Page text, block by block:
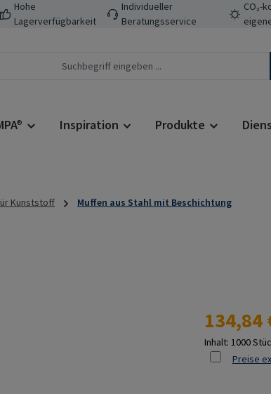
Hohe
Lagerverfügbarkeit
Individueller
Beratungsservice
CO₂-
Inspiration Produkte
Kunststoff Muffen aus Stahl mit Beschichtung
Regulärer
134,84
Inhalt: 1000
Preise